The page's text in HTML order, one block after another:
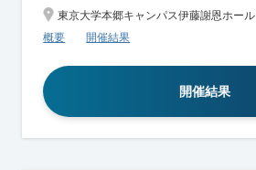
東京大学本郷キャンパス伊藤謝恩ホール
概要
開催結果
開催結果